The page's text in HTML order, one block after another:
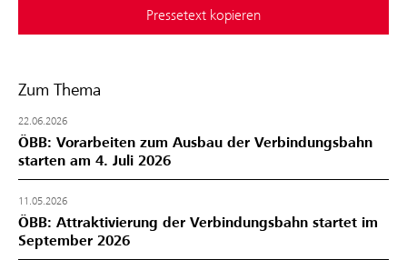
Pressetext kopieren
Zum Thema
22.06.2026
ÖBB: Vorarbeiten zum Ausbau der Verbindungsbahn
starten am 4. Juli 2026
11.05.2026
ÖBB: Attraktivierung der Verbindungsbahn startet im
September 2026